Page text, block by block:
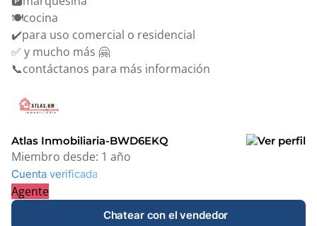
🍽️cocina
✔️para uso comercial o residencial
✅ y mucho más 🤗
📞contáctanos para más información
Atlas Inmobiliaria-BWD6EKQ
Miembro desde: 1 año
Cuenta verificada
Agente
Chatear con el vendedor